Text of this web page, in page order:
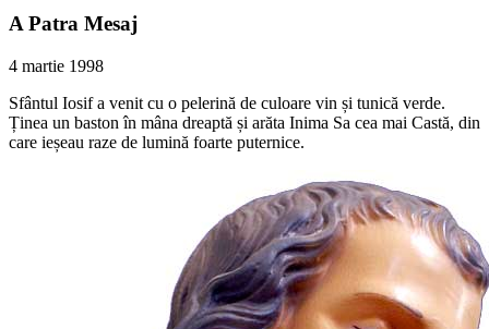
A Patra Mesaj
4 martie 1998
Sfântul Iosif a venit cu o pelerină de culoare vin și tunică verde.
Ținea un baston în mâna dreaptă și arăta Inima Sa cea mai Castă, din
care ieșeau raze de lumină foarte puternice.